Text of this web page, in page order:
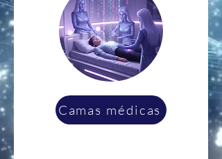
Camas médicas